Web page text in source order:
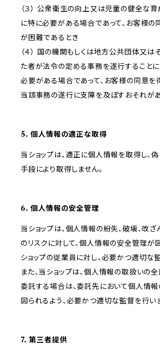
（３） 公衆衛生の向上又は児童の健全な
に特に必要がある場合であって、お客様の
が困難であるとき
（４） 国の機関もしくは地方公共団体又は
た者が法令の定める事務を遂行すること
必要がある場合であって、お客様の同意を
当該事務の遂行に支障を及ぼすおそれが
5. 個人情報の適正な取得
当ショップは、適正に個人情報を取得し、
手段により取得しません。
6. 個人情報の安全管理
当ショップは、個人情報の紛失、破壊、改
のリスクに対して、個人情報の安全管理が
ショップの従業員に対し、必要かつ適切な
また、当ショップは、個人情報の取扱いの
委託する場合は、委託先において個人情
図られるよう、必要かつ適切な監督を行い
7. 第三者提供